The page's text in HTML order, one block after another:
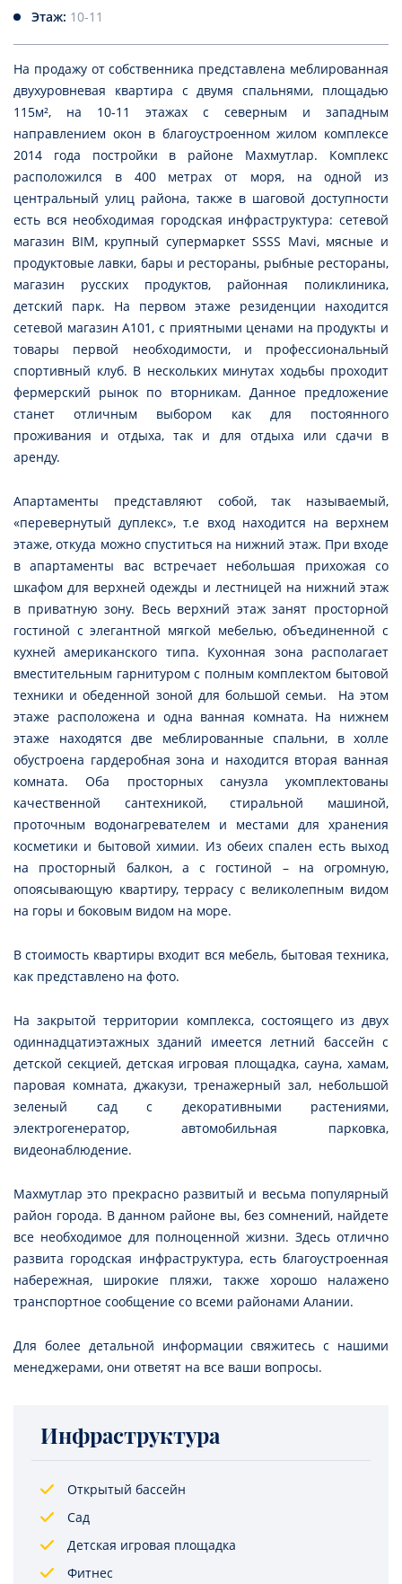
Этаж: 10-11
На продажу от собственника представлена меблированная
двухуровневая квартира с двумя спальнями, площадью
115м², на 10-11 этажах с северным и западным
направлением окон в благоустроенном жилом комплексе
2014 года постройки в районе Махмутлар. Комплекс
расположился в 400 метрах от моря, на одной из
центральный улиц района, также в шаговой доступности
есть вся необходимая городская инфраструктура: сетевой
магазин BIM, крупный супермаркет SSSS Mavi, мясные и
продуктовые лавки, бары и рестораны, рыбные рестораны,
магазин русских продуктов, районная поликлиника,
детский парк. На первом этаже резиденции находится
сетевой магазин А101, с приятными ценами на продукты и
товары первой необходимости, и профессиональный
спортивный клуб. В нескольких минутах ходьбы проходит
фермерский рынок по вторникам. Данное предложение
станет отличным выбором как для постоянного
проживания и отдыха, так и для отдыха или сдачи в
аренду.
Апартаменты представляют собой, так называемый,
«перевернутый дуплекс», т.е вход находится на верхнем
этаже, откуда можно спуститься на нижний этаж. При входе
в апартаменты вас встречает небольшая прихожая со
шкафом для верхней одежды и лестницей на нижний этаж
в приватную зону. Весь верхний этаж занят просторной
гостиной с элегантной мягкой мебелью, объединенной с
кухней американского типа. Кухонная зона располагает
вместительным гарнитуром с полным комплектом бытовой
техники и обеденной зоной для большой семьи. На этом
этаже расположена и одна ванная комната. На нижнем
этаже находятся две меблированные спальни, в холле
обустроена гардеробная зона и находится вторая ванная
комната. Оба просторных санузла укомплектованы
качественной сантехникой, стиральной машиной,
проточным водонагревателем и местами для хранения
косметики и бытовой химии. Из обеих спален есть выход
на просторный балкон, а с гостиной – на огромную,
опоясывающую квартиру, террасу с великолепным видом
на горы и боковым видом на море.
В стоимость квартиры входит вся мебель, бытовая техника,
как представлено на фото.
На закрытой территории комплекса, состоящего из двух
одиннадцатиэтажных зданий имеется летний бассейн с
детской секцией, детская игровая площадка, сауна, хамам,
паровая комната, джакузи, тренажерный зал, небольшой
зеленый сад с декоративными растениями,
электрогенератор, автомобильная парковка,
видеонаблюдение.
Махмутлар это прекрасно развитый и весьма популярный
район города. В данном районе вы, без сомнений, найдете
все необходимое для полноценной жизни. Здесь отлично
развита городская инфраструктура, есть благоустроенная
набережная, широкие пляжи, также хорошо налажено
транспортное сообщение со всеми районами Алании.
Для более детальной информации свяжитесь с нашими
менеджерами, они ответят на все ваши вопросы.
Инфраструктура
Открытый бассейн
Сад
Детская игровая площадка
Фитнес